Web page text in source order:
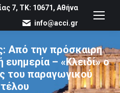
7, ΤΚ: 10671, Αθήνα
info@acci.gr
Από την πρόσκαιρη
– «Κλειδί» ο
του παραγωγικού